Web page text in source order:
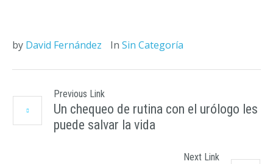
by David Fernández In Sin Categoría
Previous Link
Un chequeo de rutina con el urólogo les
puede salvar la vida
Next Link